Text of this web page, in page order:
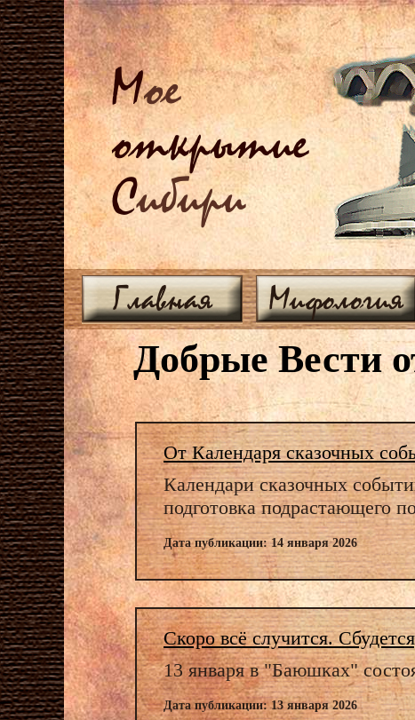
Мое
открытие
Сибири
Главная Мифология
Добрые Вести
От Календаря сказочных
Календари сказочных
подготовка подрастающего
Дата публикации: 14 января 2026
Скоро всё случится.
13 января в "Баюшках"
Дата публикации: 13 января 2026